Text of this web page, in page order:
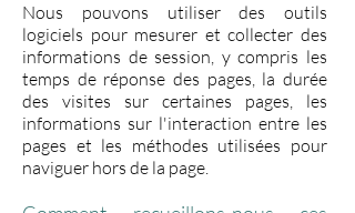
Nous pouvons utiliser des outils
logiciels pour mesurer et collecter des
informations de session, y compris les
temps de réponse des pages, la durée
des visites sur certaines pages, les
informations sur l'interaction entre les
pages et les méthodes utilisées pour
naviguer hors de la page.